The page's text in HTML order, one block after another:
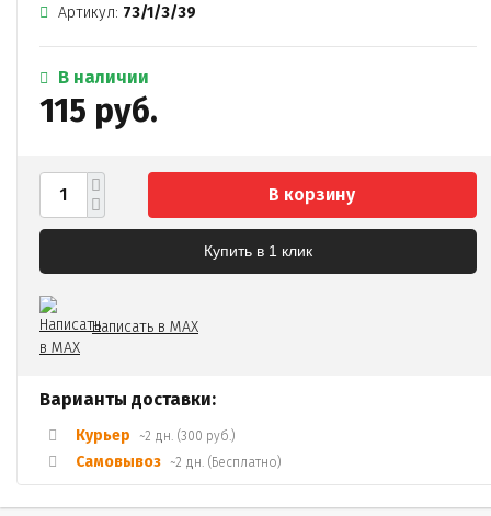
Артикул: 73/1/3/39
В наличии
115 руб.
В корзину
Купить в 1 клик
Написать в MAX
Варианты доставки:
Курьер ~2 дн. (300 руб.)
Самовывоз ~2 дн. (Бесплатно)